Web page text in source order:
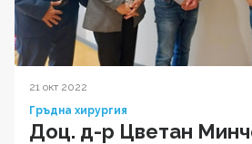
21 окт 2022
Гръдна хирургия
Доц. д-р Цветан